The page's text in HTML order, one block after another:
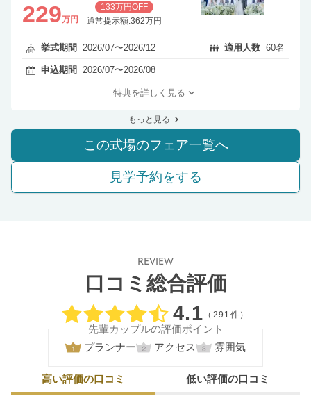
229万円
133万円OFF
通常提示額:362万円
挙式期間 2026/07〜2026/12 適用人数 60名
申込期間 2026/07〜2026/08
特典を詳しく見る
もっと見る
この式場のフェア一覧へ
見学予約をする
REVIEW
口コミ総合評価
口コミ評価
4.1 （291件）
先輩カップルの評価ポイント
プランナー
アクセス 雰囲気
高い評価の口コミ 低い評価の口コミ